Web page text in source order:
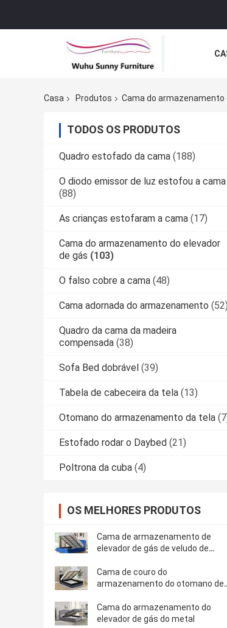
Casa
Produtos Cama do armazenamento
TODOS OS PRODUTOS
Quadro estofado da cama (188)
O diodo emissor de luz estofou a cama
(88)
As crianças estofaram a cama (17)
Cama do armazenamento do elevador
de gás (103)
O falso cobre a cama (48)
Cama adornada do armazenamento (52)
Quadro da cama da madeira
compensada (38)
Sofa Bed dobrável (39)
Tabela de cabeceira da tela (13)
Otomano do armazenamento da tela
Estofado rodar o Daybed (21)
Poltrona da cuba (4)
OS MELHORES PRODUTOS
Cama de armazenamento de
elevador de gás de veludo de
ouro
Cama de couro do
armazenamento do otomano de
Cama do armazenamento do
elevador de gás do metal